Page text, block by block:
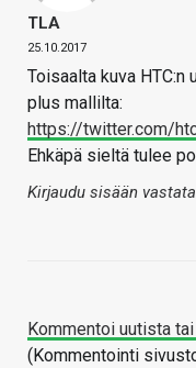
TLA
25.10.2017
Toisaalta kuva HTC:n
plus mallilta:
https://twitter.com/
Ehkäpä sieltä tulee
Kirjaudu sisään
Kommentoi uutista
(Kommentointi